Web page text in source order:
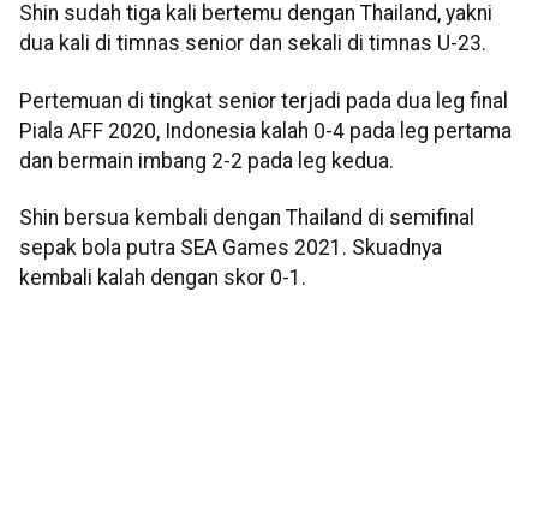
Shin sudah tiga kali bertemu dengan Thailand, yakni
dua kali di timnas senior dan sekali di timnas U-23.
Pertemuan di tingkat senior terjadi pada dua leg final
Piala AFF 2020, Indonesia kalah 0-4 pada leg pertama
dan bermain imbang 2-2 pada leg kedua.
Shin bersua kembali dengan Thailand di semifinal
sepak bola putra SEA Games 2021. Skuadnya
kembali kalah dengan skor 0-1.